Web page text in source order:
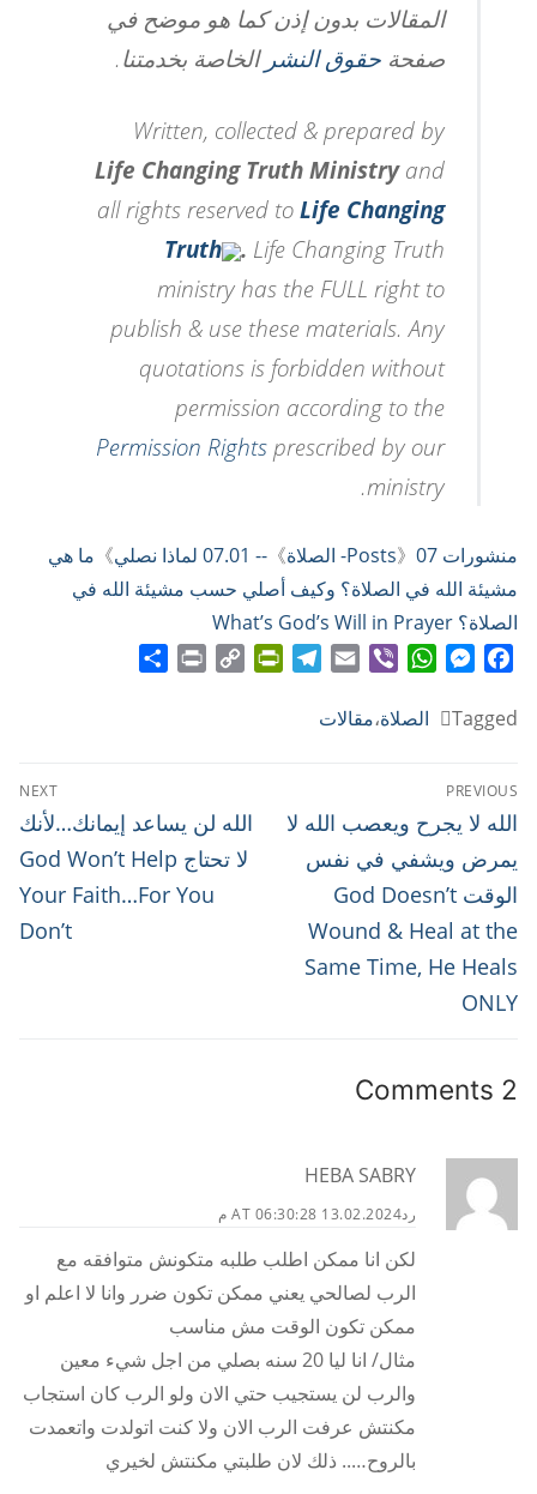
المقالات بدون إذن كما هو موضح في
صفحةحقوق النشر الخاصة بخدمتنا.
Written, collected & prepared by
Life Changing Truth Ministryand
all rights reserved toLife Changing
Truth . Life Changing Truth
ministry has the FULL right to
publish & use these materials. Any
quotations is forbidden without
permission according to the
Permission Rightsprescribed by our
ministry.
منشورات Posts 》 07- الصلاة 》 -- 07.01 لماذا نصلي 》 ما هي
مشيئة الله في الصلاة؟ وكيف أصلي حسب مشيئة الله في
الصلاة؟ What’s God’s Will in Prayer
Tagged
الصلاة،مقالات
تصفّح
المقالات
PREVIOUS
Previous
post:
الله لا يجرح ويعصب الله لا
يمرض ويشفي في نفس
الوقت God Doesn’t
Wound & Heal at the
Same Time, He Heals
ONLY
NEXT
Next
post:
الله لن يساعد إيمانك…لأنك
لا تحتاج God Won’t Help
Your Faith…For You
Don’t
2 Comments
HEBA SABRY
13.02.2024 AT 06:30:28 مرد
لكن انا ممكن اطلب طلبه متكونش متوافقه مع
الرب لصالحي يعني ممكن تكون ضرر وانا لا اعلم او
ممكن تكون الوقت مش مناسب
مثال/ انا ليا 20 سنه بصلي من اجل شيء معين
والرب لن يستجيب حتي الان ولو الرب كان استجاب
مكنتش عرفت الرب الان ولا كنت اتولدت واتعمدت
بالروح….. ذلك لان طلبتي مكنتش لخيري